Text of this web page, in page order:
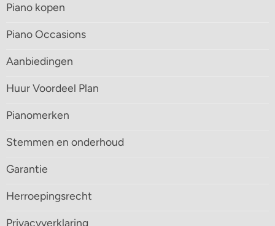
Piano kopen
Piano Occasions
Aanbiedingen
Huur Voordeel Plan
Pianomerken
Stemmen en onderhoud
Garantie
Herroepingsrecht
Privacyverklaring